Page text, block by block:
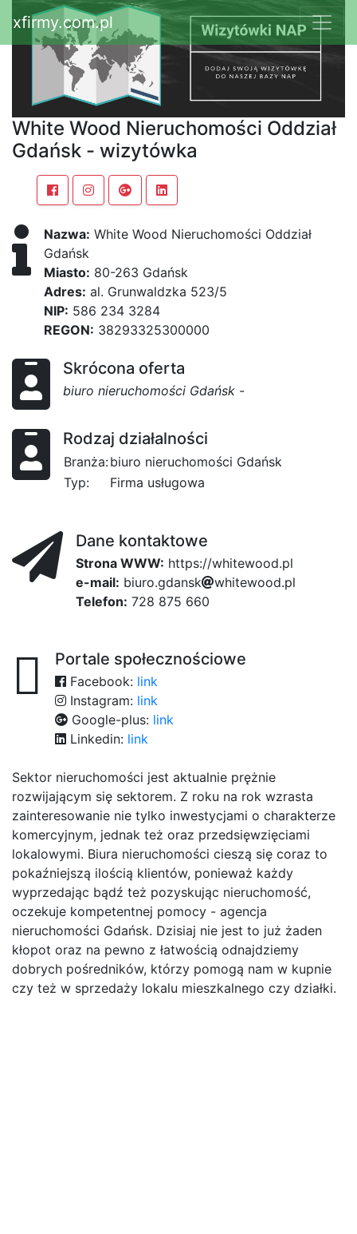
xfirmy.com.pl
White Wood Nieruchomości Oddział
Gdańsk - wizytówka
Nazwa: White Wood Nieruchomości Oddział
Gdańsk
Miasto: 80-263 Gdańsk
Adres: al. Grunwaldzka 523/5
NIP: 586 234 3284
REGON: 38293325300000
Skrócona oferta
biuro nieruchomości Gdańsk -
Rodzaj działalności
Branża:biuro nieruchomości Gdańsk
Typ:
Firma usługowa
Dane kontaktowe
Strona WWW: https://whitewood.pl
e-mail: biuro.gdansk white3d2
woodc
.pl
Telefon: 728 875 660
Portale społecznościowe
Facebook: link
Instagram: link
Google-plus: link
Linkedin: link
Sektor nieruchomości jest aktualnie prężnie
rozwijającym się sektorem. Z roku na rok wzrasta
zainteresowanie nie tylko inwestycjami o charakterze
komercyjnym, jednak też oraz przedsięwzięciami
lokalowymi. Biura nieruchomości cieszą się coraz to
pokaźniejszą ilością klientów, ponieważ każdy
wyprzedając bądź też pozyskując nieruchomość,
oczekuje kompetentnej pomocy - agencja
nieruchomości Gdańsk. Dzisiaj nie jest to już żaden
kłopot oraz na pewno z łatwością odnajdziemy
dobrych pośredników, którzy pomogą nam w kupnie
czy też w sprzedaży lokalu mieszkalnego czy działki.